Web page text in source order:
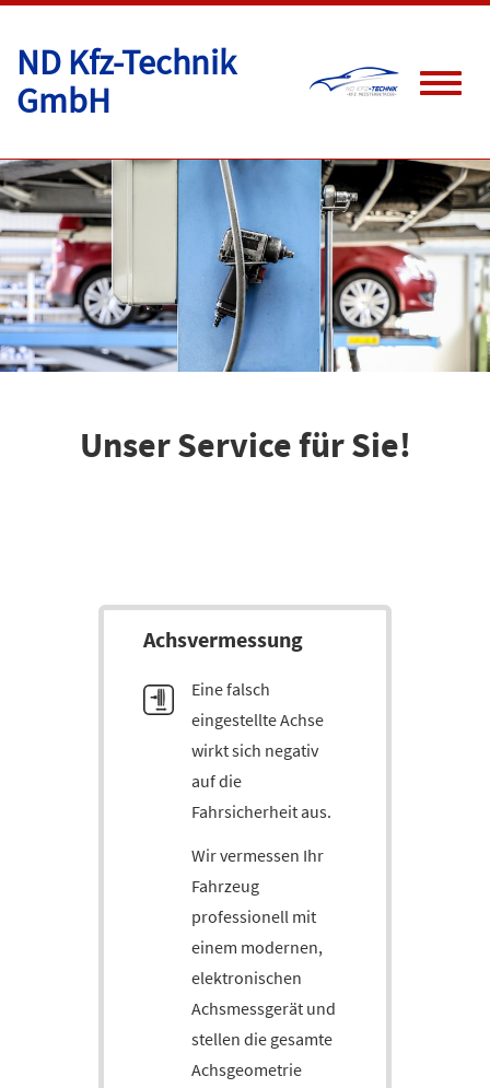
ND Kfz-Technik
GmbH
Toggle
Unser Service für Sie!
Achs­ver­mes­sung
Eine falsch
eingestellte Achse
wirkt sich negativ
auf die
Fahrsicherheit aus.
Wir vermessen Ihr
Fahrzeug
professionell mit
einem modernen,
elektronischen
Achsmessgerät und
stellen die gesamte
Achsgeometrie